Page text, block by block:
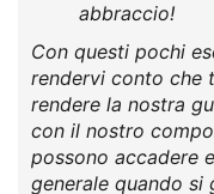
abbraccio!
Con questi pochi
rendervi conto che
rendere la nostra
con il nostro
possono accadere
generale quando si